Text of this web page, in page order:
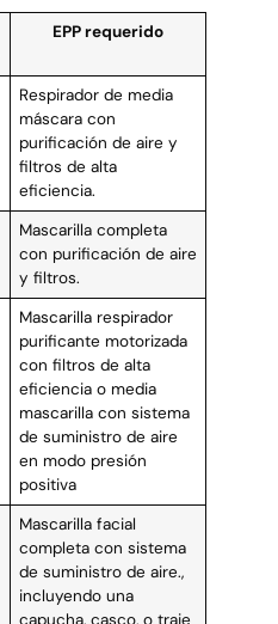
EPP requerido
Respirador de media
máscara con
purificación de aire y
filtros de alta
eficiencia.
Mascarilla completa
con purificación de aire
y filtros.
Mascarilla respirador
purificante motorizada
con filtros de alta
eficiencia o media
mascarilla con sistema
de suministro de aire
en modo presión
positiva
Mascarilla facial
completa con sistema
de suministro de aire.,
incluyendo una